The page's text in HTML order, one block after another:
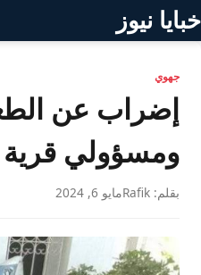
خبايا نيوز
جهوي
إضراب عن
ومسؤولي قرية
بقلم: Rafik مايو 6, 2024